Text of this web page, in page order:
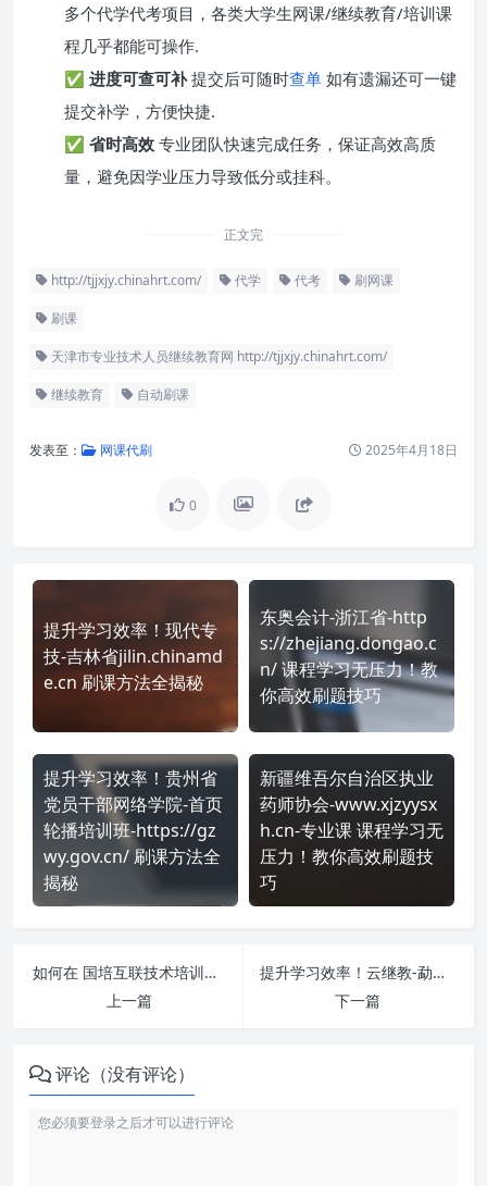
多个代学代考项目，各类大学生网课/继续教育/培训课
程几乎都能可操作.
✅ 进度可查可补提交后可随时查单 如有遗漏还可一键
提交补学，方便快捷.
✅ 省时高效 专业团队快速完成任务，保证高效高质
量，避免因学业压力导致低分或挂科。
正文完
http://tjjxjy.chinahrt.com/ 代学 代考 刷网课
刷课
天津市专业技术人员继续教育网 http://tjjxjy.chinahrt.com/
继续教育 自动刷课
发表至： 网课代刷 2025年4月18日
0
提升学习效率！现代专
技-吉林省jilin.chinamd
e.cn 刷课方法全揭秘
东奥会计-浙江省-http
s://zhejiang.dongao.c
n/ 课程学习无压力！教
你高效刷题技巧
提升学习效率！贵州省
党员干部网络学院-首页
轮播培训班-https://gz
wy.gov.cn/ 刷课方法全
揭秘
新疆维吾尔自治区执业
药师协会-www.xjzyysx
h.cn-专业课 课程学习无
压力！教你高效刷题技
巧
如何在 国培互联技术培训中心 http://gphl.chinahrt.com/ 平台快速完成学习任务？
上一篇
提升学习效率！云继教-勐腊县 https://saas.yunteacher.com/index?orgCode=menglaxian 刷课方法全揭秘
下一篇
评论（没有评论）